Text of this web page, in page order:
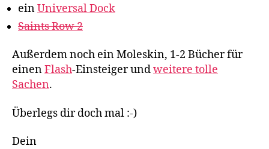
einUniversal Dock
Saints Row 2
Außerdem noch ein Moleskin, 1-2 Bücher für
einenFlash-Einsteiger undweitere tolle
Sachen.
Überlegs dir doch mal :-)
Dein